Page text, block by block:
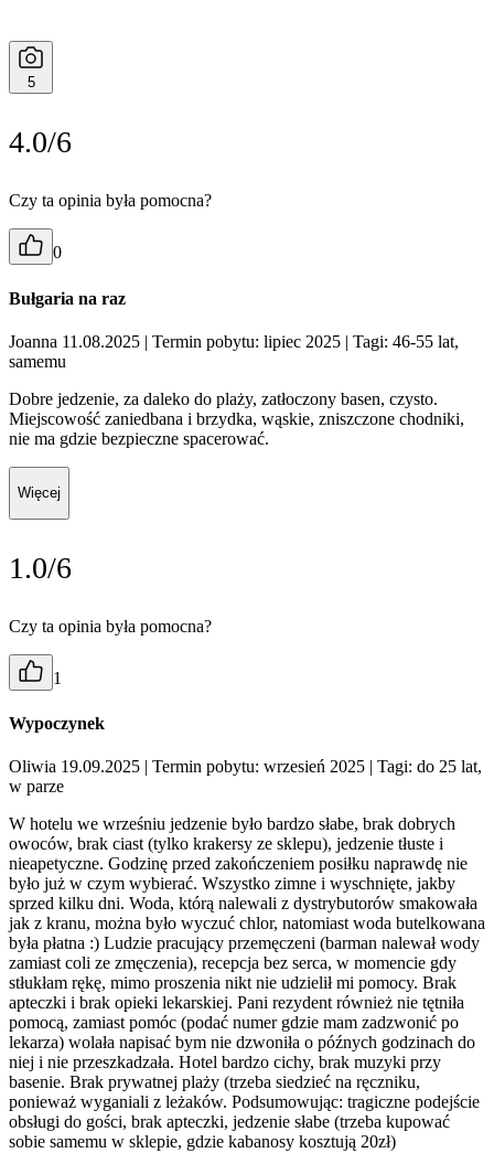
5
4.0/6
Czy ta opinia była pomocna?
0
Bułgaria na raz
Joanna 11.08.2025 | Termin pobytu: lipiec 2025 | Tagi: 46-55 lat,
samemu
Dobre jedzenie, za daleko do plaży, zatłoczony basen, czysto.
Miejscowość zaniedbana i brzydka, wąskie, zniszczone chodniki,
nie ma gdzie bezpieczne spacerować.
Więcej
1.0/6
Czy ta opinia była pomocna?
1
Wypoczynek
Oliwia 19.09.2025 | Termin pobytu: wrzesień 2025 | Tagi: do 25 lat,
w parze
W hotelu we wrześniu jedzenie było bardzo słabe, brak dobrych
owoców, brak ciast (tylko krakersy ze sklepu), jedzenie tłuste i
nieapetyczne. Godzinę przed zakończeniem posiłku naprawdę nie
było już w czym wybierać. Wszystko zimne i wyschnięte, jakby
sprzed kilku dni. Woda, którą nalewali z dystrybutorów smakowała
jak z kranu, można było wyczuć chlor, natomiast woda butelkowana
była płatna :) Ludzie pracujący przemęczeni (barman nalewał wody
zamiast coli ze zmęczenia), recepcja bez serca, w momencie gdy
stłukłam rękę, mimo proszenia nikt nie udzielił mi pomocy. Brak
apteczki i brak opieki lekarskiej. Pani rezydent również nie tętniła
pomocą, zamiast pomóc (podać numer gdzie mam zadzwonić po
lekarza) wolała napisać bym nie dzwoniła o późnych godzinach do
niej i nie przeszkadzała. Hotel bardzo cichy, brak muzyki przy
basenie. Brak prywatnej plaży (trzeba siedzieć na ręczniku,
ponieważ wyganiali z leżaków. Podsumowując: tragiczne podejście
obsługi do gości, brak apteczki, jedzenie słabe (trzeba kupować
sobie samemu w sklepie, gdzie kabanosy kosztują 20zł)